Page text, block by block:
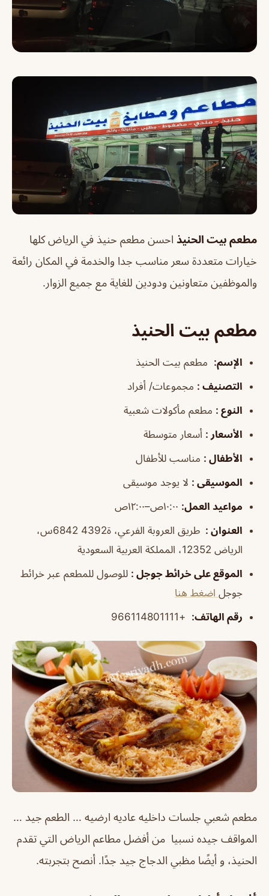
مطعم بيت الحنيذ احسن مطعم حنيذ في الرياض كلها
خيارات متعددة سعر مناسب جدا والخدمة في المكان رائعة
والموظفين متعاونين ودودين للغاية مع جميع الزوار.
مطعم بيت الحنيذ
الإسم: مطعم بيت الحنيذ
التصنيف : مجموعات/ أفراد
النوع : مطعم مأكولات شعبية
الأسعار : أسعار متوسطة
الأطفال : مناسب للأطفال
الموسيقى : لا يوجد موسيقى
مواعيد العمل:
العنوان :
طريق العروبة الفرعي، ة4392 6842س،
الرياض 12352، المملكة العربية السعودية
الموقع على خرائط جوجل : للوصول للمطعم عبر خرائط
جوجل اضغط هنا
رقم الهاتف:
+966114801111
مطعم شعبي جلسات داخليه عاديه ارضيه … الطعم جيد …
المواقف جيده نسبيا من أفضل مطاعم الرياض التي تقدم
الحنيذ، و أيضًا مظبي الدجاج جيد جدًا. أنصح بتجربته.